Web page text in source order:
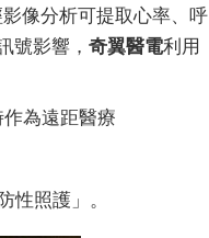
像分析可提取心率、呼
號影響， 奇翼醫電利用
為遠距醫療
性照護」。